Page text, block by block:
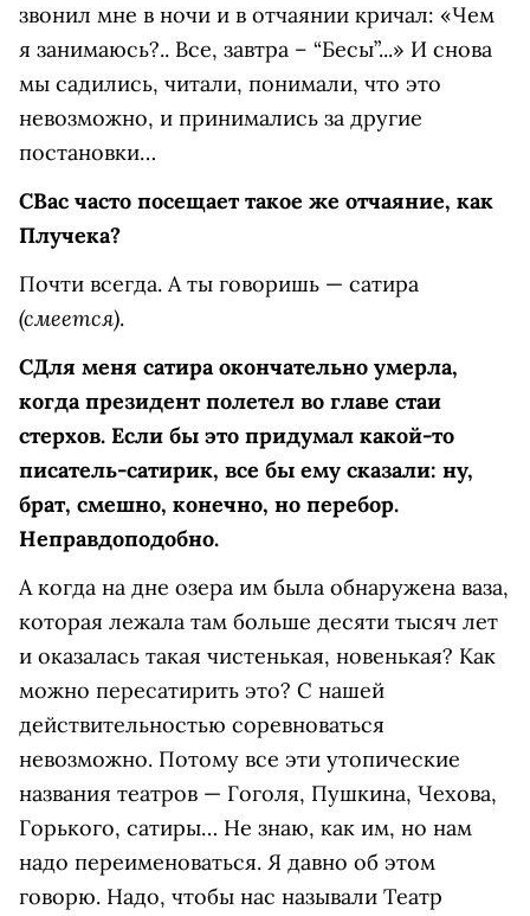
звонил мне в ночи и в отчаянии кричал: «Чем
я занимаюсь?.. Все, завтра – “Бесы”...» И снова
мы садились, читали, понимали, что это
невозможно, и принимались за другие
постановки…
СВас часто посещает такое же отчаяние, как
Плучека?
Почти всегда. А ты говоришь — сатира
(смеется).
СДля меня сатира окончательно умерла,
когда президент полетел во главе стаи
стерхов. Если бы это придумал какой-то
писатель-сатирик, все бы ему сказали: ну,
брат, смешно, конечно, но перебор.
Неправдоподобно.
А когда на дне озера им была обнаружена ваза,
которая лежала там больше десяти тысяч лет
и оказалась такая чистенькая, новенькая? Как
можно пересатирить это? С нашей
действительностью соревноваться
невозможно. Потому все эти утопические
названия театров — Гоголя, Пушкина, Чехова,
Горького, сатиры… Не знаю, как им, но нам
надо переименоваться. Я давно об этом
говорю. Надо, чтобы нас называли Театр